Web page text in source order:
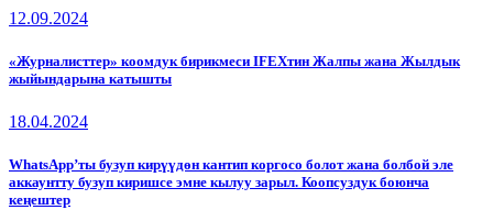
12.09.2024
«Журналисттер» коомдук бирикмеси IFEXтин Жалпы жана Жылдык
жыйындарына катышты
18.04.2024
WhatsApp’ты бузуп кирүүдөн кантип коргосо болот жана болбой эле
аккаунтту бузуп киришсе эмне кылуу зарыл. Коопсуздук боюнча
кеңештер